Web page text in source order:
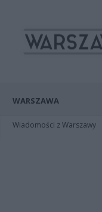
WARSZAWA
Wiadomości z Warszawy